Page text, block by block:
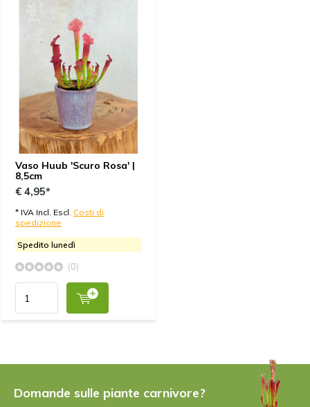
Vaso Huub 'Scuro Rosa' |
8,5cm
€ 4,95*
* IVA Incl. Escl. Costi di
spedizione
Spedito lunedì
(0)
Domande sulle piante carnivore?